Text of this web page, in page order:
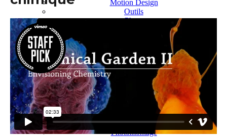
Motion Design
Outils
Photo
Tech
PROJETS
Montage vidéo
Motion Design – Conception 3D
Photographie
Photomontage